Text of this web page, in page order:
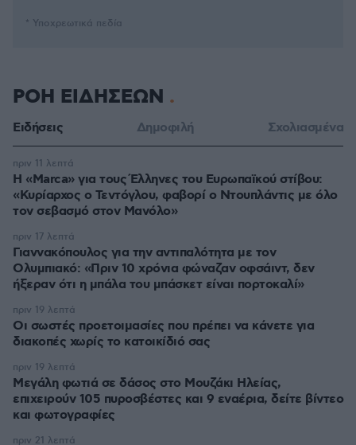
* Υποχρεωτικά πεδία
ΡΟΗ ΕΙΔΗΣΕΩΝ
Ειδήσεις Δημοφιλή Σχολιασμένα
Η «Marca» για τους Έλληνες του Ευρωπαϊκού στίβου:
«Κυρίαρχος ο Τεντόγλου, φαβορί ο Ντουπλάντις με όλο
τον σεβασμό στον Μανόλο»
πριν 11 λεπτά
Γιαννακόπουλος για την αντιπαλότητα με τον
Ολυμπιακό: «Πριν 10 χρόνια φώναζαν οφσάιντ, δεν
ήξεραν ότι η μπάλα του μπάσκετ είναι πορτοκαλί»
πριν 17 λεπτά
Οι σωστές προετοιμασίες που πρέπει να κάνετε για
διακοπές χωρίς το κατοικίδιό σας
πριν 19 λεπτά
Μεγάλη φωτιά σε δάσος στο Μουζάκι Ηλείας,
επιχειρούν 105 πυροσβέστες και 9 εναέρια, δείτε βίντεο
και φωτογραφίες
πριν 19 λεπτά
πριν 21 λεπτά